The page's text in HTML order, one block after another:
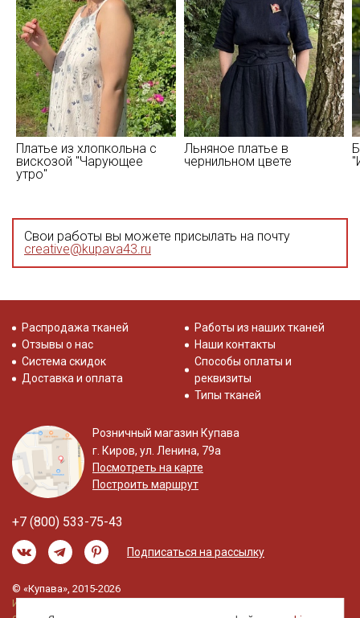
Платье из хлопкольна с
вискозой "Чарующее
утро"
Льняное платье в
чернильном цвете
Свои работы вы можете присылать на почту
creative@kupava43.ru
Распродажа тканей
Отзывы о нас
Система скидок
Доставка и оплата
Работы из наших тканей
Наши контакты
Способы оплаты и
реквизиты
Типы тканей
Розничный магазин Купава
г. Киров, ул. Ленина, 79а
Посмотреть на карте
Построить маршрут
+7 (800) 533-75-43
Подписаться на рассылку
© «Купава», 2015-2026
Информация на сайте не является публичной